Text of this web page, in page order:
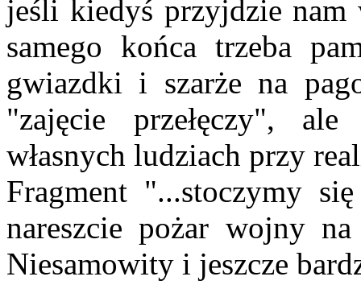
jeśli kiedyś przyjdzie
samego końca trzeba
gwiazdki i szarże na
"zajęcie przełęczy",
własnych ludziach przy
Fragment "...stoczymy
nareszcie pożar wojny
Niesamowity i jeszcze